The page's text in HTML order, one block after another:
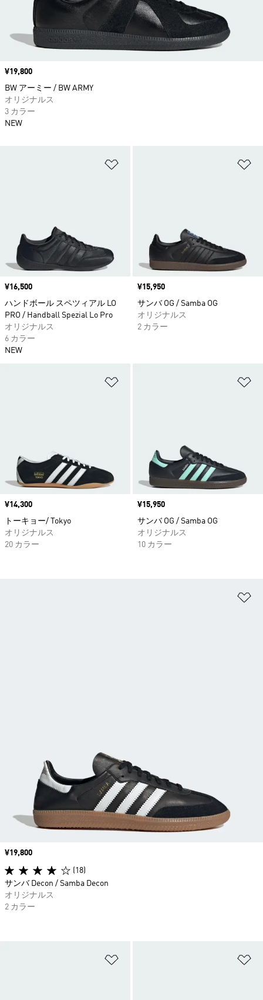
価格
¥16,500
ハンドボール スペツィアル LO
PRO / Handball Spezial Lo Pro
オリジナルス
6 カラー
NEW
価格
¥15,950
サンバ OG / Samba OG
オリジナルス
2 カラー
価格
¥14,300
トーキョー/ Tokyo
オリジナルス
20 カラー
価格
¥15,950
サンバ OG / Samba OG
オリジナルス
10 カラー
価格
¥19,800
BW アーミー / BW ARMY
オリジナルス
3 カラー
NEW
価格
¥19,800
(18)
サンバ Decon / Samba Decon
オリジナルス
2 カラー